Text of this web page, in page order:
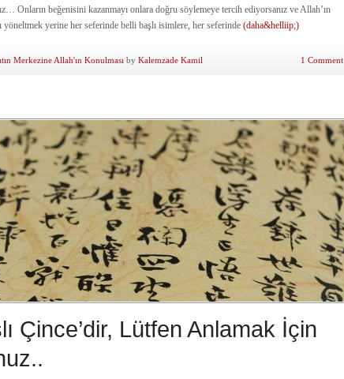
Onların beğenisini kazanmayı onlara doğru söylemeye tercih ediyorsanız ve Allah’ın
yerine her seferinde belli başlı isimlere, her seferinde (daha&helliip;)
Merkezine Allah'ın Konulması by Kalemzade Kamil 1 Comment
Çince’dir, Lütfen Anlamak İçin